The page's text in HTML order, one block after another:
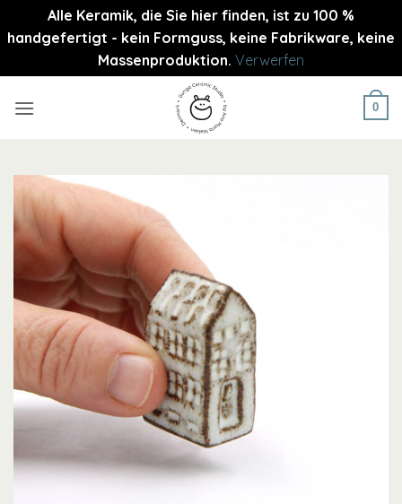
Alle Keramik, die Sie hier finden, ist zu 100 %
handgefertigt - kein Formguss, keine Fabrikware, keine
Massenproduktion. Verwerfen
Inhalt
0